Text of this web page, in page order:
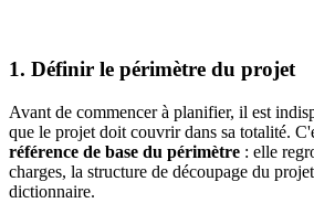
1. Définir le périmètre du projet
Avant de commencer à planifier, il est
que le projet doit couvrir dans sa totalité.
référence de base du périmètre : elle
charges, la structure de découpage du
dictionnaire.